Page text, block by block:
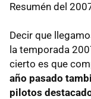
Resumén del
Decir que
la temporada
cierto es que
año pasado
pilotos